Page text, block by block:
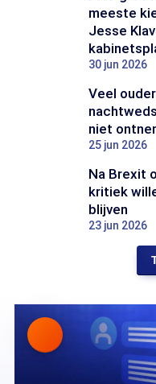
meeste
Jesse
30 jun 2026
Veel
niet
25 jun 2026
Na Brexit
kritiek
blijven
23 jun 2026